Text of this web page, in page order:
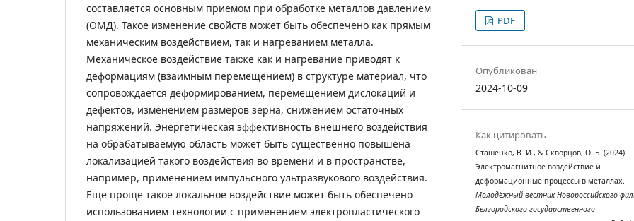
составляется основным приемом при обработке металлов давлением
(ОМД). Такое изменение свойств может быть обеспечено как прямым
механическим воздействием, так и нагреванием металла.
Механическое воздействие также как и нагревание приводят к
деформациям (взаимным перемещением) в структуре материал, что
сопровождается деформированием, перемещением дислокаций и
дефектов, изменением размеров зерна, снижением остаточных
напряжений. Энергетическая эффективность внешнего воздействия
на обрабатываемую область может быть существенно повышена
локализацией такого воздействия во времени и в пространстве,
например, применением импульсного ультразвукового воздействия.
Еще проще такое локальное воздействие может быть обеспечено
использованием технологии с применением электропластического
PDF
Опубликован
2024-10-09
Как цитировать
Сташенко, В. И., & Скворцов, О. Б. (2024).
Электромагнитное воздействие и
деформационные процессы в металлах.
Молодёжный вестник Новороссийского
Белгородского государственного